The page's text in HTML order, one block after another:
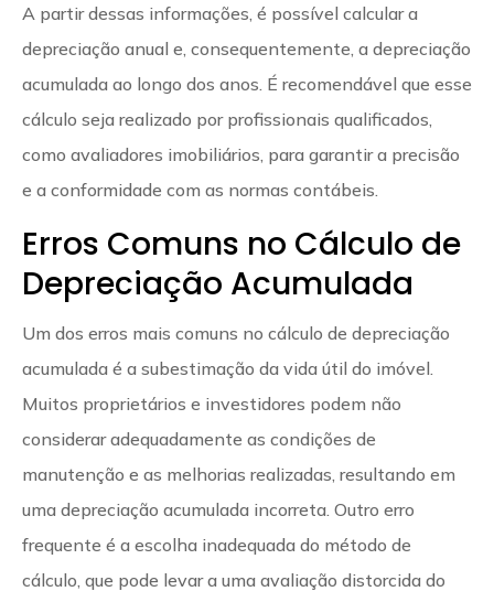
A partir dessas informações, é possível calcular a
depreciação anual e, consequentemente, a depreciação
acumulada ao longo dos anos. É recomendável que esse
cálculo seja realizado por profissionais qualificados,
como avaliadores imobiliários, para garantir a precisão
e a conformidade com as normas contábeis.
Erros Comuns no Cálculo de
Depreciação Acumulada
Um dos erros mais comuns no cálculo de depreciação
acumulada é a subestimação da vida útil do imóvel.
Muitos proprietários e investidores podem não
considerar adequadamente as condições de
manutenção e as melhorias realizadas, resultando em
uma depreciação acumulada incorreta. Outro erro
frequente é a escolha inadequada do método de
cálculo, que pode levar a uma avaliação distorcida do